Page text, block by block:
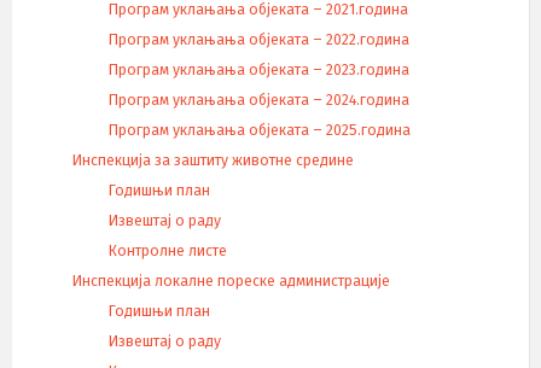
Програм уклањања објеката – 2021.година
Програм уклањања објеката – 2022.година
Програм уклањања објеката – 2023.година
Програм уклањања објеката – 2024.година
Програм уклањања објеката – 2025.година
Инспекција за заштиту животне средине
Годишњи план
Извештај о раду
Контролне листе
Инспекција локалне пореске администрације
Годишњи план
Извештај о раду